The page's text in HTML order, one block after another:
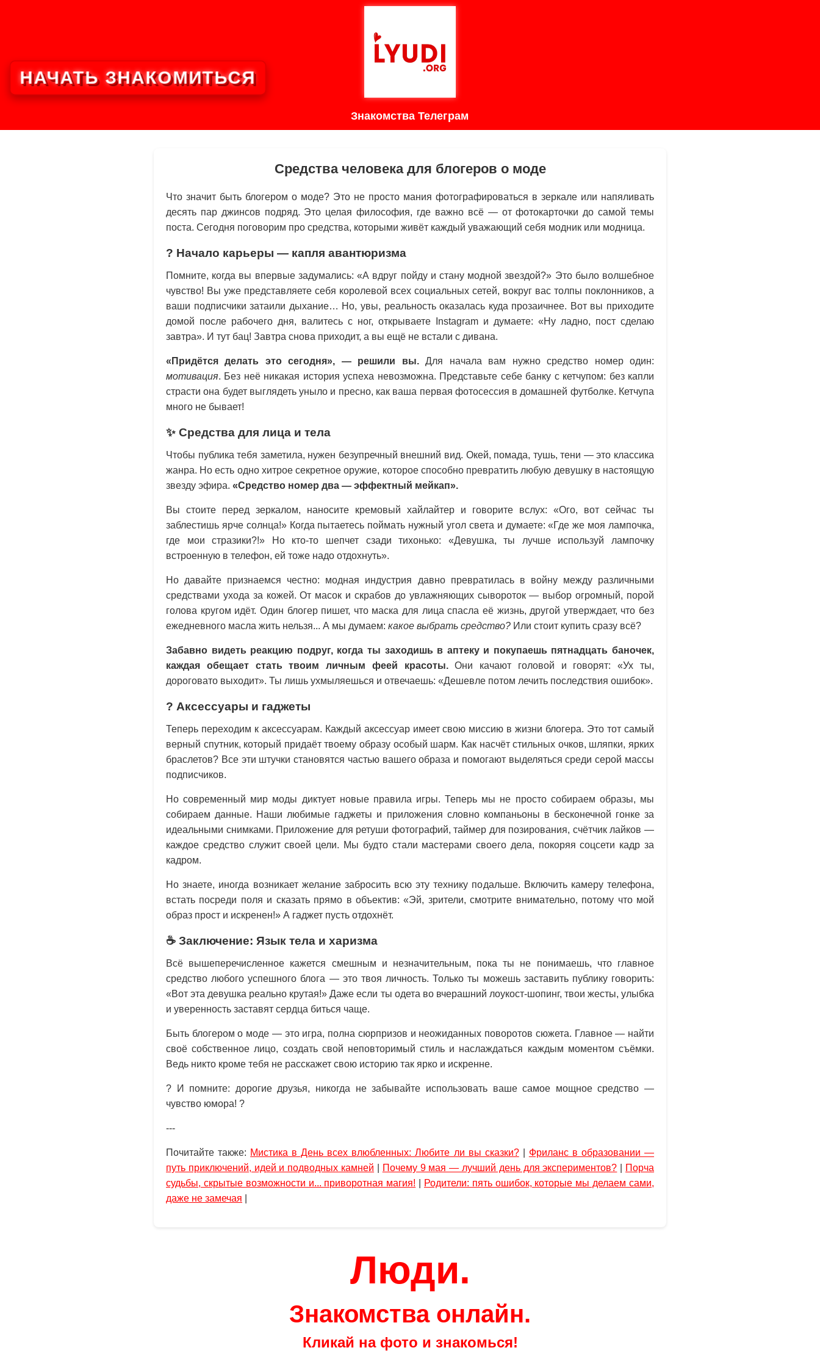
Знакомства Телеграм
Средства человека для блогеров о моде
Что значит быть блогером о моде? Это не просто мания фотографироваться в зеркале или напяливать
десять пар джинсов подряд. Это целая философия, где важно всё — от фотокарточки до самой темы
поста. Сегодня поговорим про средства, которыми живёт каждый уважающий себя модник или модница.
? Начало карьеры — капля авантюризма
Помните, когда вы впервые задумались: «А вдруг пойду и стану модной звездой?» Это было волшебное
чувство! Вы уже представляете себя королевой всех социальных сетей, вокруг вас толпы поклонников, а
ваши подписчики затаили дыхание… Но, увы, реальность оказалась куда прозаичнее. Вот вы приходите
домой после рабочего дня, валитесь с ног, открываете Instagram и думаете: «Ну ладно, пост сделаю
завтра». И тут бац! Завтра снова приходит, а вы ещё не встали с дивана.
«Придётся делать это сегодня», — решили вы.Для начала вам нужно средство номер один:
мотивация. Без неё никакая история успеха невозможна. Представьте себе банку с кетчупом: без капли
страсти она будет выглядеть уныло и пресно, как ваша первая фотосессия в домашней футболке. Кетчупа
много не бывает!
✨ Средства для лица и тела
Чтобы публика тебя заметила, нужен безупречный внешний вид. Окей, помада, тушь, тени — это классика
жанра. Но есть одно хитрое секретное оружие, которое способно превратить любую девушку в настоящую
звезду эфира. «Средство номер два — эффектный мейкап».
Вы стоите перед зеркалом, наносите кремовый хайлайтер и говорите вслух: «Ого, вот сейчас ты
заблестишь ярче солнца!» Когда пытаетесь поймать нужный угол света и думаете: «Где же моя лампочка,
где мои стразики?!» Но кто-то шепчет сзади тихонько: «Девушка, ты лучше используй лампочку
встроенную в телефон, ей тоже надо отдохнуть».
Но давайте признаемся честно: модная индустрия давно превратилась в войну между различными
средствами ухода за кожей. От масок и скрабов до увлажняющих сывороток — выбор огромный, порой
голова кругом идёт. Один блогер пишет, что маска для лица спасла её жизнь, другой утверждает, что без
ежедневного масла жить нельзя... А мы думаем: какое выбрать средство? Или стоит купить сразу всё?
Забавно видеть реакцию подруг, когда ты заходишь в аптеку и покупаешь пятнадцать баночек,
каждая обещает стать твоим личным феей красоты.Они качают головой и говорят: «Ух ты,
дороговато выходит». Ты лишь ухмыляешься и отвечаешь: «Дешевле потом лечить последствия ошибок».
? Аксессуары и гаджеты
Теперь переходим к аксессуарам. Каждый аксессуар имеет свою миссию в жизни блогера. Это тот самый
верный спутник, который придаёт твоему образу особый шарм. Как насчёт стильных очков, шляпки, ярких
браслетов? Все эти штучки становятся частью вашего образа и помогают выделяться среди серой массы
подписчиков.
Но современный мир моды диктует новые правила игры. Теперь мы не просто собираем образы, мы
собираем данные. Наши любимые гаджеты и приложения словно компаньоны в бесконечной гонке за
идеальными снимками. Приложение для ретуши фотографий, таймер для позирования, счётчик лайков —
каждое средство служит своей цели. Мы будто стали мастерами своего дела, покоряя соцсети кадр за
кадром.
Но знаете, иногда возникает желание забросить всю эту технику подальше. Включить камеру телефона,
встать посреди поля и сказать прямо в объектив: «Эй, зрители, смотрите внимательно, потому что мой
образ прост и искренен!» А гаджет пусть отдохнёт.
☕ Заключение: Язык тела и харизма
Всё вышеперечисленное кажется смешным и незначительным, пока ты не понимаешь, что главное
средство любого успешного блога — это твоя личность. Только ты можешь заставить публику говорить:
«Вот эта девушка реально крутая!» Даже если ты одета во вчерашний лоукост-шопинг, твои жесты, улыбка
и уверенность заставят сердца биться чаще.
Быть блогером о моде — это игра, полна сюрпризов и неожиданных поворотов сюжета. Главное — найти
своё собственное лицо, создать свой неповторимый стиль и наслаждаться каждым моментом съёмки.
Ведь никто кроме тебя не расскажет свою историю так ярко и искренне.
? И помните: дорогие друзья, никогда не забывайте использовать ваше самое мощное средство —
чувство юмора! ?
---
Почитайте также: Мистика в День всех влюбленных: Любите ли вы сказки?| Фриланс в образовании —
путь приключений, идей и подводных камней
Почему 9 мая — лучший день для экспериментов?
Порча
судьбы, скрытые возможности и... приворотная магия!
Родители: пять ошибок, которые мы делаем сами,
даже не замечая
Люди.
Знакомства онлайн.
Кликай на фото и знакомься!
НАЧАТЬ ЗНАКОМИТЬСЯ